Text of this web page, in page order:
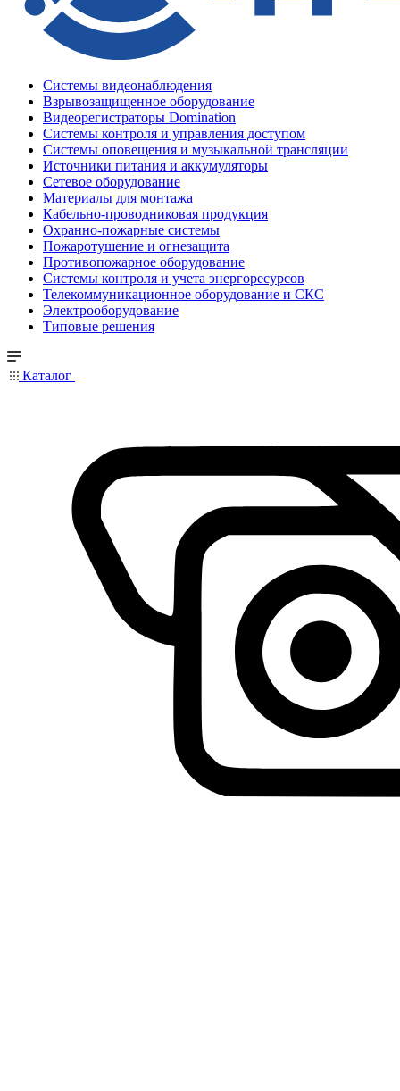
Системы видеонаблюдения
Взрывозащищенное оборудование
Видеорегистраторы Domination
Системы контроля и управления доступом
Системы оповещения и музыкальной трансляции
Источники питания и аккумуляторы
Сетевое оборудование
Материалы для монтажа
Кабельно-проводниковая продукция
Охранно-пожарные системы
Пожаротушение и огнезащита
Противопожарное оборудование
Системы контроля и учета энергоресурсов
Телекоммуникационное оборудование и СКС
Электрооборудование
Типовые решения
Каталог